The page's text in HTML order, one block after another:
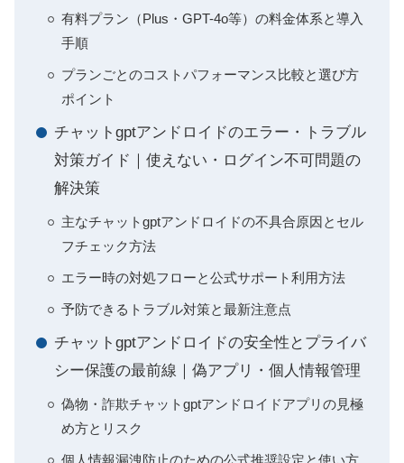
有料プラン（Plus・GPT-4o等）の料金体系と導入
手順
プランごとのコストパフォーマンス比較と選び方
ポイント
チャットgptアンドロイドのエラー・トラブル
対策ガイド｜使えない・ログイン不可問題の
解決策
主なチャットgptアンドロイドの不具合原因とセル
フチェック方法
エラー時の対処フローと公式サポート利用方法
予防できるトラブル対策と最新注意点
チャットgptアンドロイドの安全性とプライバ
シー保護の最前線｜偽アプリ・個人情報管理
偽物・詐欺チャットgptアンドロイドアプリの見極
め方とリスク
個人情報漏洩防止のための公式推奨設定と使い方